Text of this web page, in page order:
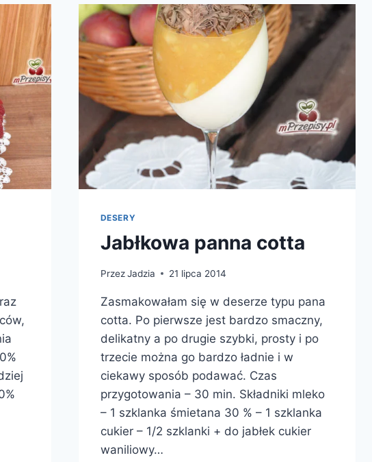
DESERY
Jabłkowa panna cotta
Przez Jadzia 21 lipca 2014
Zasmakowałam się w deserze typu pana
cotta. Po pierwsze jest bardzo smaczny,
delikatny a po drugie szybki, prosty i po
trzecie można go bardzo ładnie i w
ciekawy sposób podawać. Czas
przygotowania – 30 min. Składniki mleko
– 1 szklanka śmietana 30 % – 1 szklanka
cukier – 1/2 szklanki + do jabłek cukier
waniliowy…